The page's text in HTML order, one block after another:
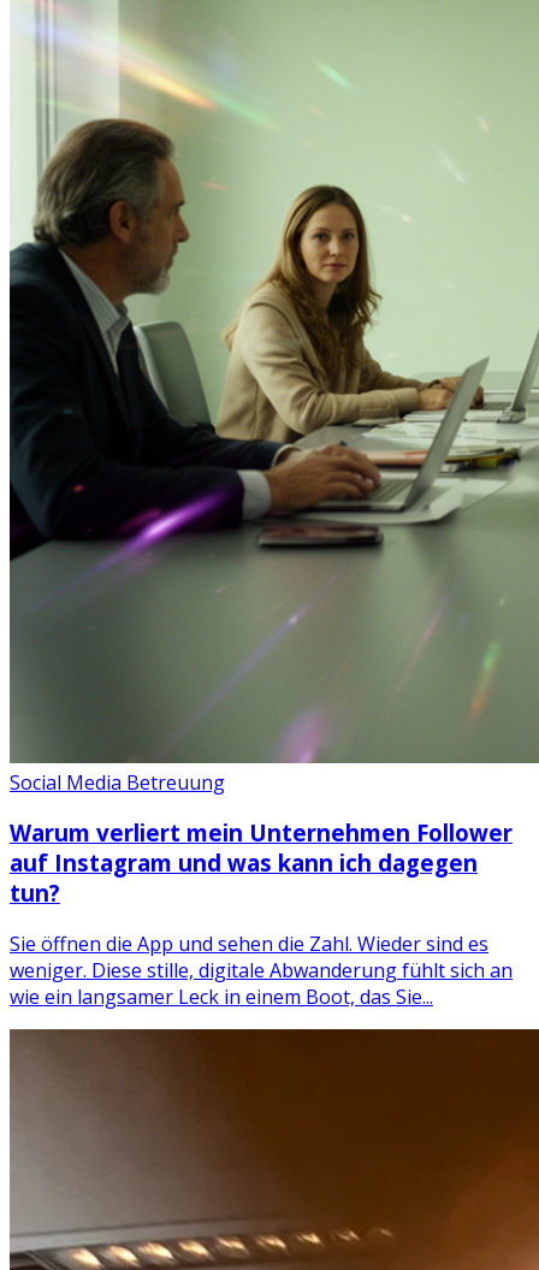
Social Media Betreuung
Warum verliert mein Unternehmen Follower
auf Instagram und was kann ich dagegen
tun?
Sie öffnen die App und sehen die Zahl. Wieder sind es
weniger. Diese stille, digitale Abwanderung fühlt sich an
wie ein langsamer Leck in einem Boot, das Sie...